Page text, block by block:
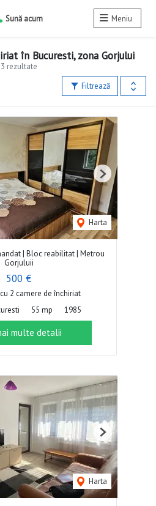
Sună acum Meniu
3 rezultate
în Bucuresti, zona Gorjului
Filtrează
Harta
Next
| Bloc reabilitat | Metrou
Gorjuluii
500 €
2 camere de închiriat
55 mp 1985
multe detalii
Harta
Next